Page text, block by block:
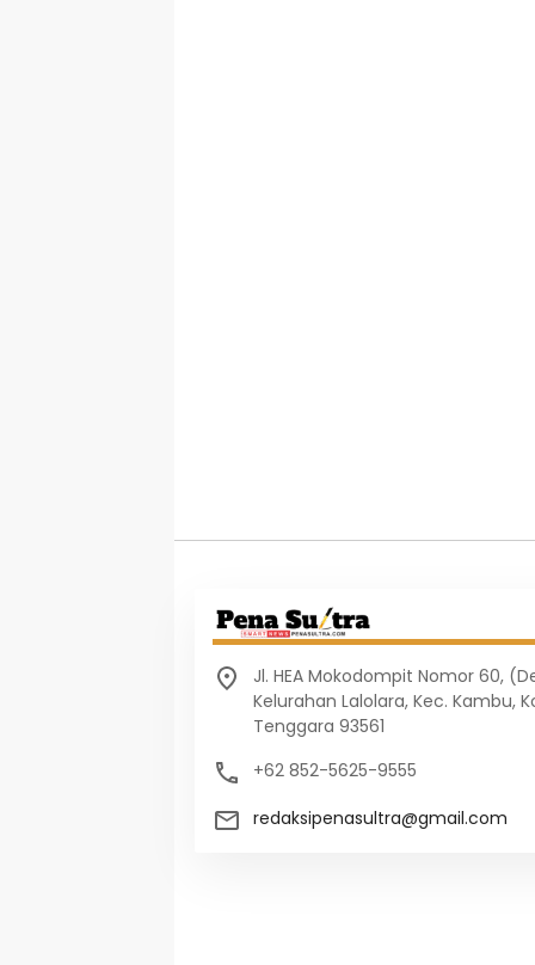
Jl. HEA Mokodompit Nomor 60,
Kelurahan Lalolara, Kec. Kambu,
Tenggara 93561
+62 852-5625-9555
redaksipenasultra@gmail.com